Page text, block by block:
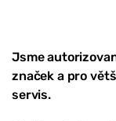
Jsme
značek a pro
servis.